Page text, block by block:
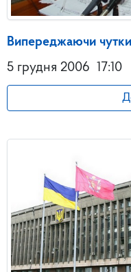
Випереджаючи чутки
5 грудня 2006
17:10